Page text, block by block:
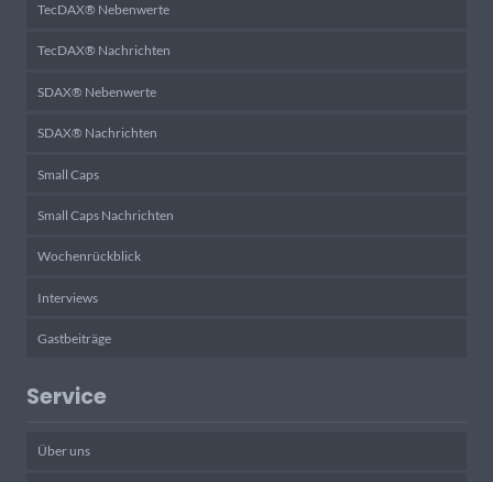
TecDAX® Nebenwerte
TecDAX® Nachrichten
SDAX® Nebenwerte
SDAX® Nachrichten
Small Caps
Small Caps Nachrichten
Wochenrückblick
Interviews
Gastbeiträge
Service
Über uns